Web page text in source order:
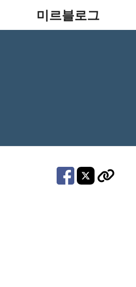
미르블로그